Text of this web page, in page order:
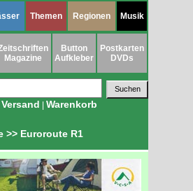
Themen Regionen Musik
Magazine
Button
Aufkleber
Postkarten
DVDs
Versand | Warenkorb
>> Euroroute R1